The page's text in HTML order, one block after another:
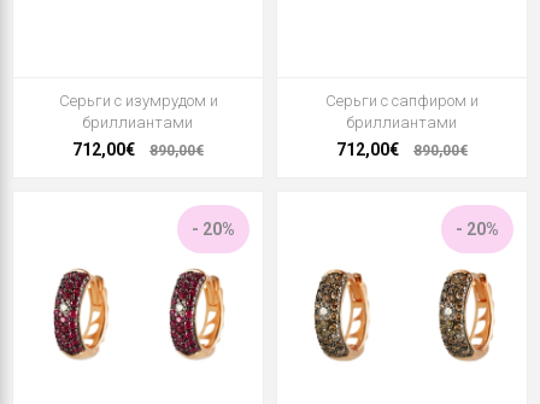
Серьги с изумрудом и
бриллиантами
712,00€ 890,00€
Серьги с сапфиром и
бриллиантами
712,00€ 890,00€
- 20% - 20%